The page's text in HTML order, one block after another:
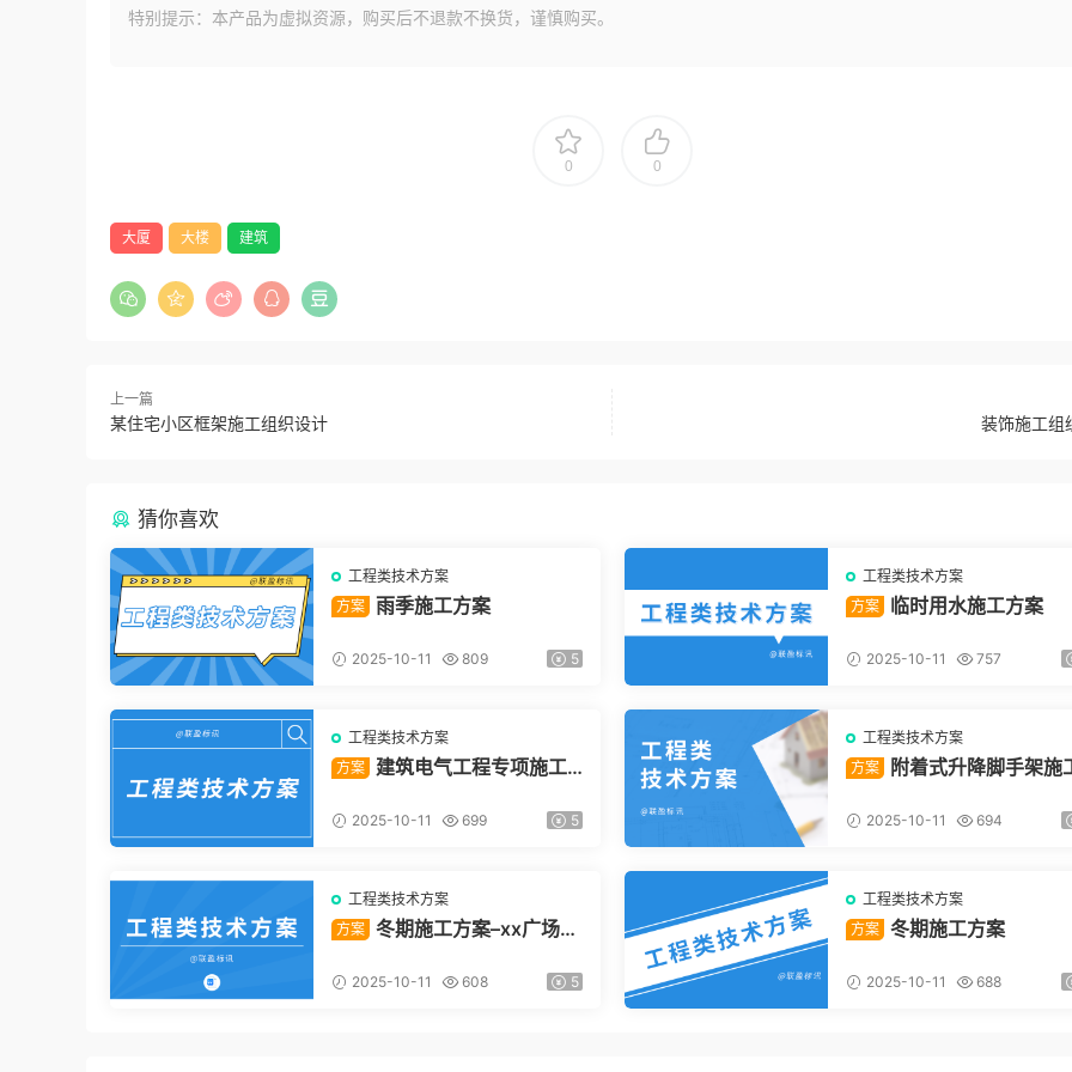
特别提示：本产品为虚拟资源，购买后不退款不换货，谨慎购买。
0 0
大厦 大楼 建筑
上一篇
某住宅小区框架施工组织设计 装饰施工组
猜你喜欢
工程类技术方案
方案 雨季施工方案
2025-10-11 809 5
工程类技术方案
方案
临时用水施工方案
2025-10-11 757
工程类技术方案
方案
建筑电气工程专项施工
2025-10-11 699 5
工程类技术方案
方案
附着式升降脚手架施
2025-10-11 694
工程类技术方案
方案 冬期施工方案–xx广场项
2025-10-11 608 5
工程类技术方案
方案 冬期施工方案
2025-10-11 688